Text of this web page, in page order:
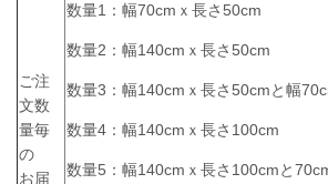
ご注
文数
量毎
の
お届
数量1：幅70cmｘ長さ50cm
数量2：幅140cmｘ長さ50cm
数量3：幅140cmｘ長さ50cmと幅
数量4：幅140cmｘ長さ100cm
数量5：幅140cmｘ長さ100cmと